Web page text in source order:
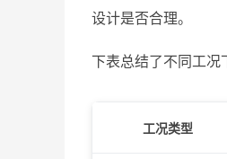
设计是否合理。
下表总结了不同工况
工况类型